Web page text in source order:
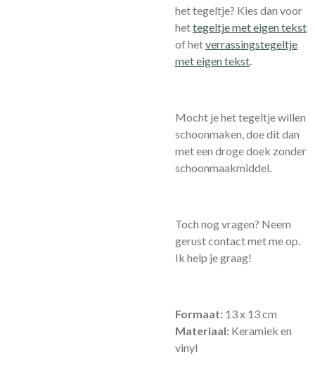
het tegeltje? Kies dan voor
hettegeltje met eigen tekst
of hetverrassingstegeltje
met eigen tekst.
Mocht je het tegeltje willen
schoonmaken, doe dit dan
met een droge doek zonder
schoonmaakmiddel.
Toch nog vragen? Neem
gerust contact met me op.
Ik help je graag!
Formaat: 13 x 13 cm
Materiaal: Keramiek en
vinyl